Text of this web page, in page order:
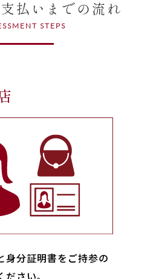
払いまでの流れ
STEPS
身分証明書をご持参の
ださい｡